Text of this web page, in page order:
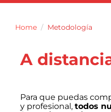
Home Metodología
A
Para que puedas
y profesional, todos